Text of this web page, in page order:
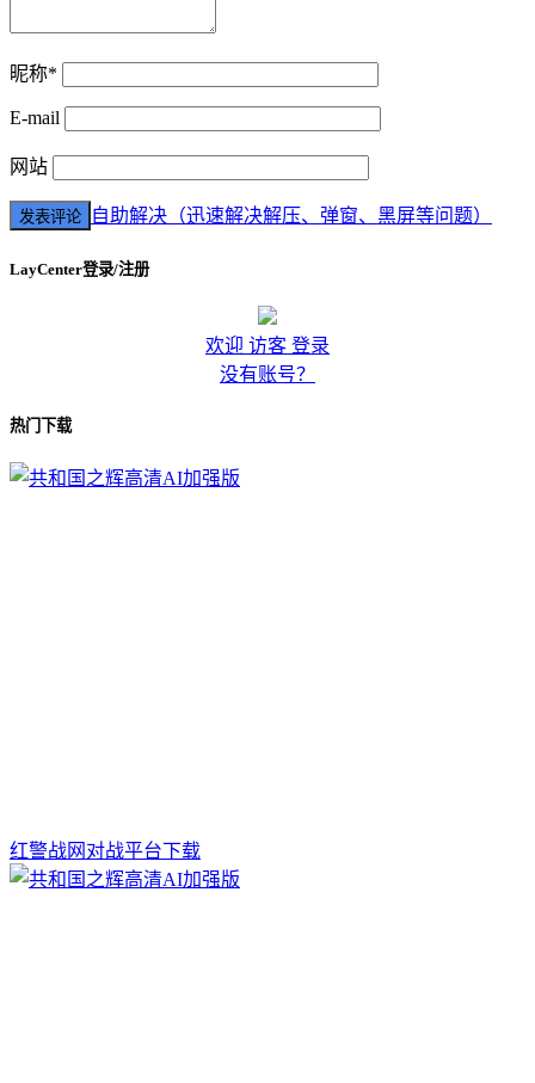
昵称*
E-mail
网站
自助解决（迅速解决解压、弹窗、黑屏等问题）
LayCenter登录/注册
欢迎 访客 登录
没有账号？
热门下载
红警战网对战平台下载